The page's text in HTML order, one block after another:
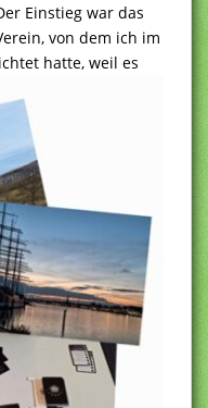
Einstieg war das
von dem ich im
hatte, weil es